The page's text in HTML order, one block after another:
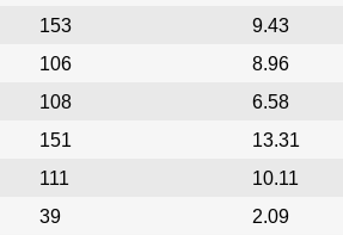
153 9.43
106 8.96
108 6.58
151 13.31
111 10.11
39 2.09